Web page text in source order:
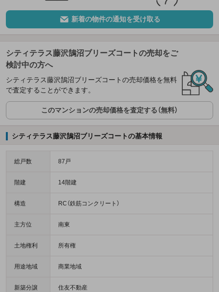
新着の物件の通知を受け取る
シティテラス藤沢鵠沼ブリーズコートの売却をご
検討中の方へ
シティテラス藤沢鵠沼ブリーズコートの売却価格を無料
で査定することができます。
このマンションの売却価格を査定する（無料）
シティテラス藤沢鵠沼ブリーズコートの基本情報
総戸数 87戸
階建 14階建
構造 RC（鉄筋コンクリート）
主方位 南東
土地権利 所有権
用途地域 商業地域
新築分譲
住友不動産